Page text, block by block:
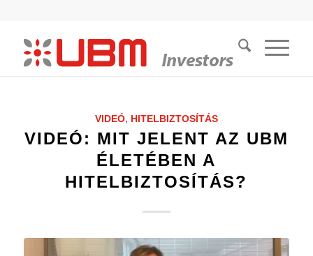
VIDEÓ, HITELBIZTOSÍTÁS
VIDEÓ: MIT JELENT AZ UBM
ÉLETÉBEN A
HITELBIZTOSÍTÁS?